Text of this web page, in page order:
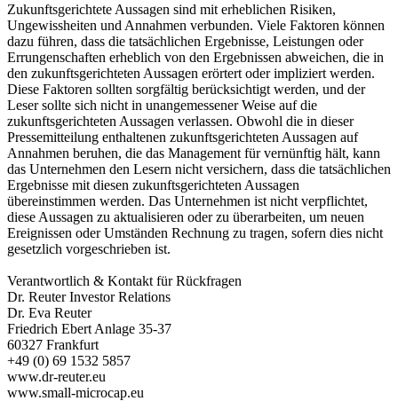
Zukunftsgerichtete Aussagen sind mit erheblichen Risiken,
Ungewissheiten und Annahmen verbunden. Viele Faktoren können
dazu führen, dass die tatsächlichen Ergebnisse, Leistungen oder
Errungenschaften erheblich von den Ergebnissen abweichen, die in
den zukunftsgerichteten Aussagen erörtert oder impliziert werden.
Diese Faktoren sollten sorgfältig berücksichtigt werden, und der
Leser sollte sich nicht in unangemessener Weise auf die
zukunftsgerichteten Aussagen verlassen. Obwohl die in dieser
Pressemitteilung enthaltenen zukunftsgerichteten Aussagen auf
Annahmen beruhen, die das Management für vernünftig hält, kann
das Unternehmen den Lesern nicht versichern, dass die tatsächlichen
Ergebnisse mit diesen zukunftsgerichteten Aussagen
übereinstimmen werden. Das Unternehmen ist nicht verpflichtet,
diese Aussagen zu aktualisieren oder zu überarbeiten, um neuen
Ereignissen oder Umständen Rechnung zu tragen, sofern dies nicht
gesetzlich vorgeschrieben ist.
Verantwortlich & Kontakt für Rückfragen
Dr. Reuter Investor Relations
Dr. Eva Reuter
Friedrich Ebert Anlage 35-37
60327 Frankfurt
+49 (0) 69 1532 5857
www.dr-reuter.eu
www.small-microcap.eu